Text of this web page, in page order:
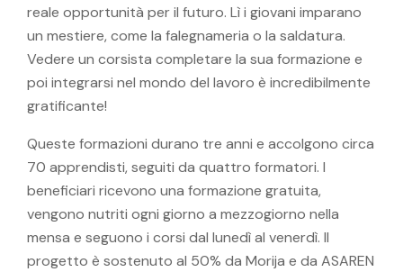
reale opportunità per il futuro. Lì i giovani imparano
un mestiere, come la falegnameria o la saldatura.
Vedere un corsista completare la sua formazione e
poi integrarsi nel mondo del lavoro è incredibilmente
gratificante!
Queste formazioni durano tre anni e accolgono circa
70 apprendisti, seguiti da quattro formatori. I
beneficiari ricevono una formazione gratuita,
vengono nutriti ogni giorno a mezzogiorno nella
mensa e seguono i corsi dal lunedì al venerdì. Il
progetto è sostenuto al 50% da Morija e da ASAREN